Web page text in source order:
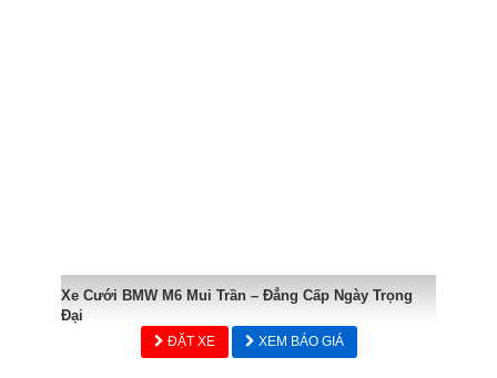
Xe Cưới BMW M6 Mui Trần – Đẳng Cấp Ngày Trọng
Đại
ĐẶT XE XEM BÁO GIÁ